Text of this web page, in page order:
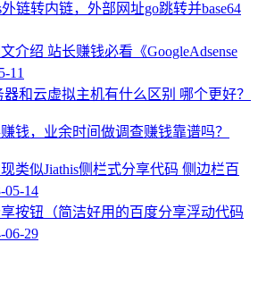
链转内链，外部网址go跳转并base64
介绍 站长赚钱必看《GoogleAdsense
11
器和云虚拟主机有什么区别 哪个更好？
钱，业余时间做调查赚钱靠谱吗？
类似Jiathis侧栏式分享代码 侧边栏百
05-14
按钮（简洁好用的百度分享浮动代码
06-29